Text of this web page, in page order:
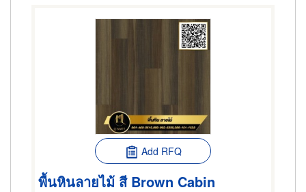
Add RFQ
พื้นหินลายไม้ สี Brown Cabin